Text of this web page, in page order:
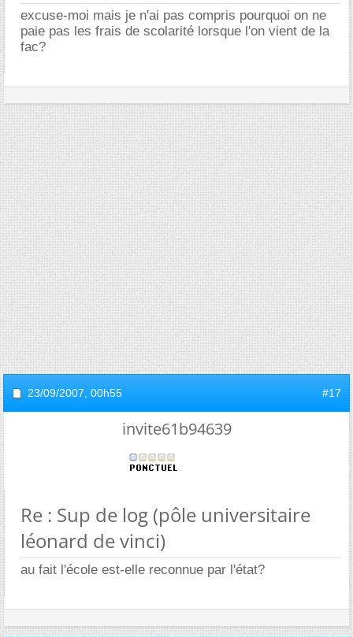
excuse-moi mais je n'ai pas compris pourquoi on ne
paie pas les frais de scolarité lorsque l'on vient de la
fac?
23/09/2007, 00h55 #17
invite61b94639
Re : Sup de log (pôle universitaire
léonard de vinci)
au fait l'école est-elle reconnue par l'état?